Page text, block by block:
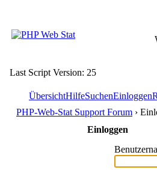
Last Script Version: 25
ÜbersichtHilfeSuchenEinloggen
PHP-Web-Stat Support Forum ›
Einloggen